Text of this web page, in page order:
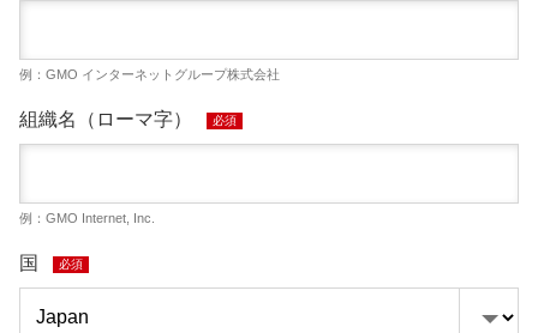
例：GMO インターネットグループ株式会社
組織名（ローマ字） 必須
例：GMO Internet, Inc.
国 必須